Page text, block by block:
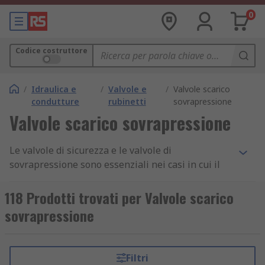
0
Codice costruttore
/ Idraulica e
condutture
/ Valvole e
rubinetti
/ Valvole scarico
sovrapressione
Valvole scarico sovrapressione
Le valvole di sicurezza e le valvole di
sovrapressione sono essenziali nei casi in cui il
gravi guasti a un impianto.
Trovano applicazione in differenti ambienti e tipi
sicurezza sul luogo di lavoro. Ad esempio come
valvole di sfogo per le caldaie o per lo scarico di
118 Prodotti trovati per Valvole scarico
sovrapressione
Filtri